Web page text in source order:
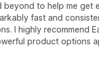
beyond to help me get
fast and
I highly recommend
product options